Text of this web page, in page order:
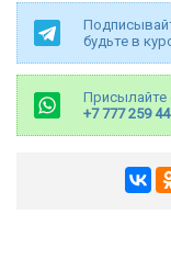
будьте в
Присылайте
+7 777 259